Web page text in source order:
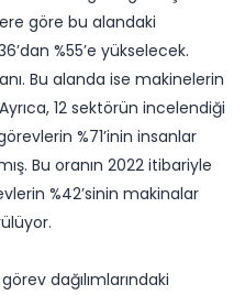
göre bu alandaki
%55’e yükselecek.
Bu alanda ise makinelerin
12 sektörün incelendiği
%71’inin insanlar
Bu oranın 2022 itibariyle
%42’sinin makinalar
dağılımlarındaki